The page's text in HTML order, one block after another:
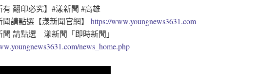
有 翻印必究】#漾新聞 #高雄
請點選【漾新聞官網】 https://www.youngnews3631.com
聞 請點選 漾新聞「即時新聞」
news_home.php